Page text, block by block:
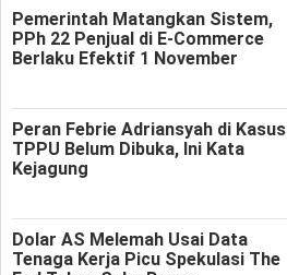
Pemerintah Matangkan Sistem,
PPh 22 Penjual di E-Commerce
Berlaku Efektif 1 November
Peran Febrie Adriansyah di Kasus
TPPU Belum Dibuka, Ini Kata
Kejagung
Dolar AS Melemah Usai Data
Tenaga Kerja Picu Spekulasi The